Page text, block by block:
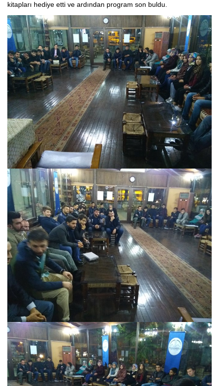
kitapları hediye etti ve ardından program son buldu.